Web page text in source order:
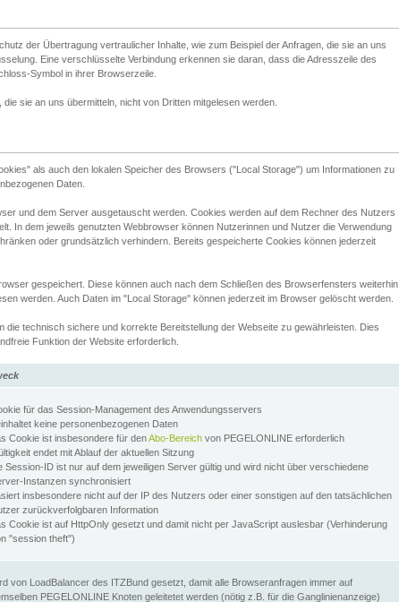
der Übertragung vertraulicher Inhalte, wie zum Beispiel der Anfragen, die sie an uns
Eine verschlüsselte Verbindung erkennen sie daran, dass die Adresszeile des
Symbol in ihrer Browserzeile.
sie an uns übermitteln, nicht von Dritten mitgelesen werden.
als auch den lokalen Speicher des Browsers ("Local Storage") um Informationen zu
Daten.
und dem Server ausgetauscht werden. Cookies werden auf dem Rechner des Nutzers
In dem jeweils genutzten Webbrowser können Nutzerinnen und Nutzer die Verwendung
oder grundsätzlich verhindern. Bereits gespeicherte Cookies können jederzeit
gespeichert. Diese können auch nach dem Schließen des Browserfensters weiterhin
werden. Auch Daten im "Local Storage" können jederzeit im Browser gelöscht werden.
die technisch sichere und korrekte Bereitstellung der Webseite zu gewährleisten. Dies
Funktion der Website erforderlich.
für das Session-Management des Anwendungsservers
keine personenbezogenen Daten
Cookie ist insbesondere für denAbo-Bereich von PEGELONLINE erforderlich
endet mit Ablauf der aktuellen Sitzung
Session-ID ist nur auf dem jeweiligen Server gültig und wird nicht über verschiedene
Instanzen synchronisiert
insbesondere nicht auf der IP des Nutzers oder einer sonstigen auf den tatsächlichen
zurückverfolgbaren Information
Cookie ist auf HttpOnly gesetzt und damit nicht per JavaScript auslesbar (Verhinderung
"session theft")
von LoadBalancer des ITZBund gesetzt, damit alle Browseranfragen immer auf
PEGELONLINE Knoten geleitetet werden (nötig z.B. für die Ganglinienanzeige)